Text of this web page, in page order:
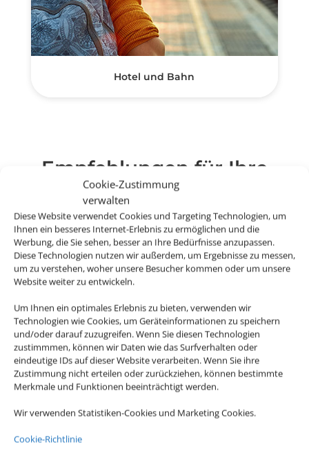
Cookie-Zustimmung
verwalten
Diese Website verwendet Cookies und Targeting Technologien, um
Ihnen ein besseres Internet-Erlebnis zu ermöglichen und die
Werbung, die Sie sehen, besser an Ihre Bedürfnisse anzupassen.
Diese Technologien nutzen wir außerdem, um Ergebnisse zu messen,
um zu verstehen, woher unsere Besucher kommen oder um unsere
Website weiter zu entwickeln.
Um Ihnen ein optimales Erlebnis zu bieten, verwenden wir
Technologien wie Cookies, um Geräteinformationen zu speichern
und/oder darauf zuzugreifen. Wenn Sie diesen Technologien
zustimmmen, können wir Daten wie das Surfverhalten oder
eindeutige IDs auf dieser Website verarbeiten. Wenn Sie ihre
Zustimmung nicht erteilen oder zurückziehen, können bestimmte
Merkmale und Funktionen beeinträchtigt werden.
Wir verwenden Statistiken-Cookies und Marketing Cookies.
Cookie-Richtlinie
Hotel und Bahn
Empfehlungen für Ihre
Reise
Sinnvolle Extras, die oft dazu gebucht werden.